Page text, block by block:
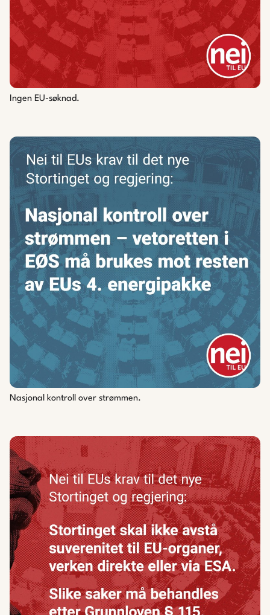
Ingen EU-søknad.
Nasjonal kontroll over strømmen.